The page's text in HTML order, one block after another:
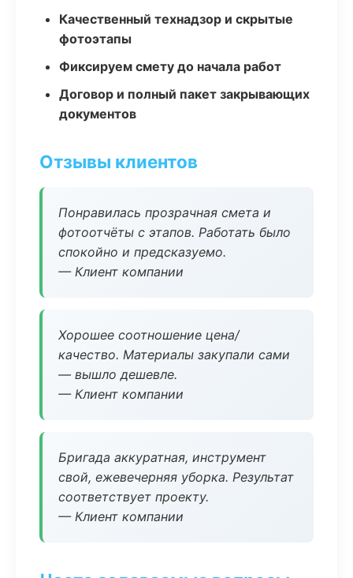
Качественный технадзор и скрытые
фотоэтапы
Фиксируем смету до начала работ
Договор и полный пакет закрывающих
документов
Отзывы клиентов
Понравилась прозрачная смета и
фотоотчёты с этапов. Работать было
спокойно и предсказуемо.
— Клиент компании
Хорошее соотношение цена/
качество. Материалы закупали сами
— вышло дешевле.
— Клиент компании
Бригада аккуратная, инструмент
свой, ежевечерняя уборка. Результат
соответствует проекту.
— Клиент компании